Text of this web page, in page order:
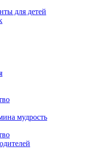
для детей
мудрость